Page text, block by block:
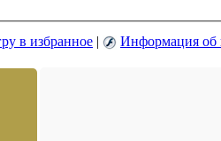
в избранное | Информация об